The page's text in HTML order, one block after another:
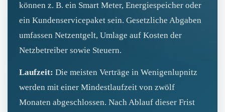
können z. B. ein Smart Meter, Energiespeicher oder
ein Kundenservicepaket sein. Gesetzliche Abgaben
umfassen Netzentgelt, Umlage auf Kosten der
Netzbetreiber sowie Steuern.
Laufzeit: Die meisten Verträge in Wenigenlupnitz
werden mit einer Mindestlaufzeit von zwölf
Monaten abgeschlossen. Nach Ablauf dieser Frist